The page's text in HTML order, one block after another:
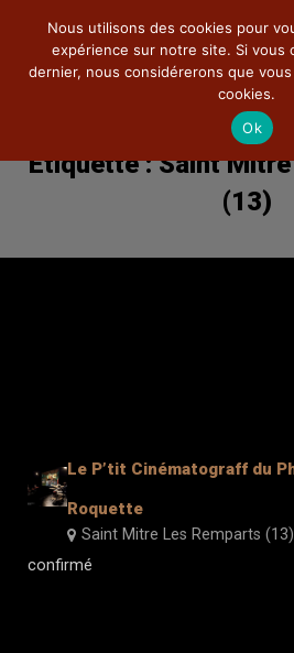
Ciné-Concert
Théâtre
DVD
Contacts
Étiquette :Saint
(13)
Le P’tit Cinématograff du
Roquette
Saint Mitre Les Remparts (13)
confirmé
Nous utilisons des cookies pour
expérience sur notre site. Si vous
dernier, nous considérerons que
cookies.
Ok